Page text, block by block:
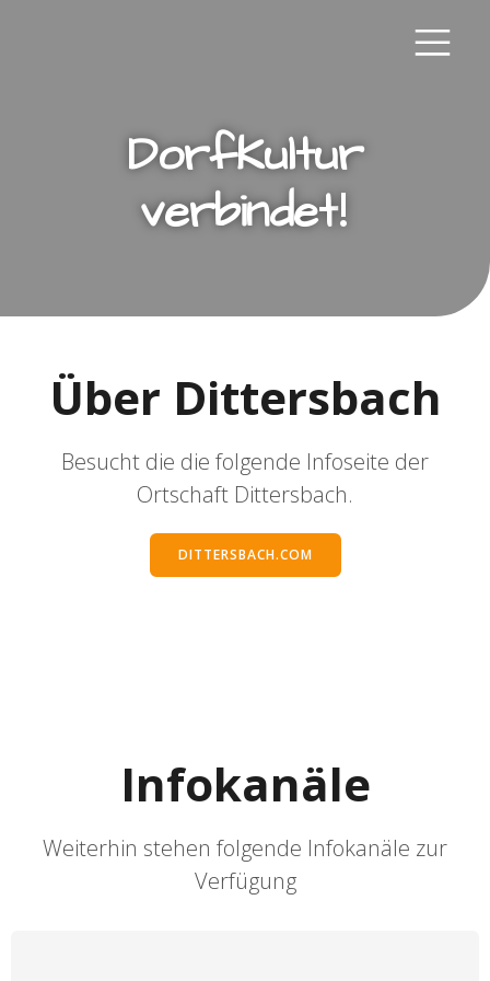
DorfKultur
verbindet!
Über Dittersbach
Besucht die die folgende Infoseite der
Ortschaft Dittersbach.
DITTERSBACH.COM
Infokanäle
Weiterhin stehen folgende Infokanäle zur
Verfügung